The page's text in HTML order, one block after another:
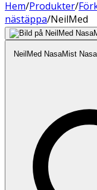
Hem/Produkter/
nästäppa/NeilMed
NeilMed NasaMist Nasamist